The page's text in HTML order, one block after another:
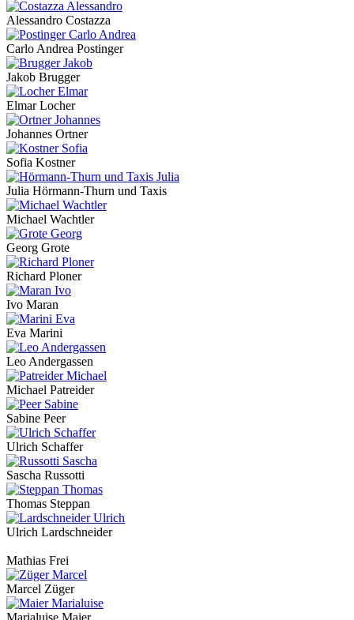
Alessandro Costazza
Carlo Andrea Postinger
Jakob Brugger
Elmar Locher
Johannes Ortner
Sofia Kostner
Julia Hörmann-Thurn und Taxis
Michael Wachtler
Georg Grote
Richard Ploner
Ivo Maran
Eva Marini
Leo Andergassen
Michael Patreider
Sabine Peer
Ulrich Schaffer
Sascha Russotti
Thomas Steppan
Ulrich Lardschneider
Mathias Frei
Marcel Züger